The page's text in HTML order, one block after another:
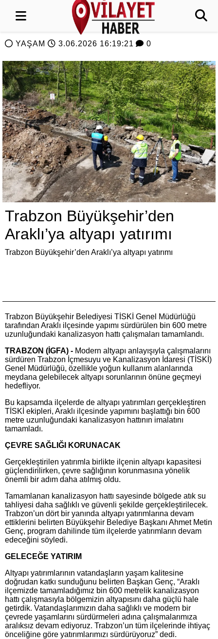
YAŞAM 3.06.2026 16:19:21 0
Trabzon Büyükşehir’den
Araklı’ya altyapı yatırımı
Trabzon Büyükşehir’den Araklı’ya altyapı yatırımı
Trabzon Büyükşehir Belediyesi TİSKİ Genel Müdürlüğü
tarafından Araklı ilçesinde yapımı sürdürülen bin 600 metre
uzunluğundaki kanalizasyon hattı çalışmaları tamamlandı.
TRABZON (İGFA) - Modern altyapı anlayışıyla çalışmalarını
sürdüren Trabzon İçmesuyu ve Kanalizasyon İdaresi (TİSKİ)
Genel Müdürlüğü, özellikle yoğun kullanım alanlarında
meydana gelebilecek altyapı sorunlarının önüne geçmeyi
hedefliyor.
Bu kapsamda ilçelerde de altyapı yatırımları gerçekleştiren
TİSKİ ekipleri, Araklı ilçesinde yapımını başlattığı bin 600
metre uzunluğundaki kanalizasyon hattının imalatını
tamamladı.
ÇEVRE SAĞLIĞI KORUNACAK
Gerçekleştirilen yatırımla birlikte ilçenin altyapı kapasitesi
güçlendirilirken, çevre sağlığının korunmasına yönelik
önemli bir adım daha atılmış oldu.
Tamamlanan kanalizasyon hattı sayesinde bölgede atık su
tahliyesi daha sağlıklı ve güvenli şekilde gerçekleştirilecek.
Trabzon’un dört bir yanında altyapı yatırımlarına devam
ettiklerini belirten Büyükşehir Belediye Başkanı Ahmet Metin
Genç, program dahilinde tüm ilçelerde yatırımların devam
edeceğini söyledi.
GELECEĞE YATIRIM
Altyapı yatırımlarının vatandaşların yaşam kalitesine
doğrudan katkı sunduğunu belirten Başkan Genç, “Araklı
ilçemizde tamamladığımız bin 600 metrelik kanalizasyon
hattı çalışmasıyla bölgemizin altyapısını daha güçlü hale
getirdik. Vatandaşlarımızın daha sağlıklı ve modern bir
çevrede yaşamlarını sürdürmeleri adına çalışmalarımıza
aralıksız devam ediyoruz. Trabzon’un tüm ilçelerinde ihtiyaç
önceliğine göre yatırımlarımızı sürdürüyoruz” dedi.